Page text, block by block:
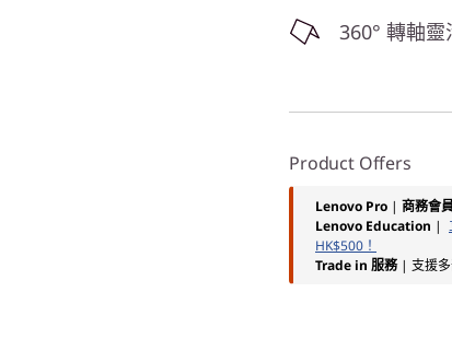
360° 轉軸靈
Product Offers
Lenovo Pro | 商務會
Lenovo Education |
HK$500！
Trade in 服務| 支援多